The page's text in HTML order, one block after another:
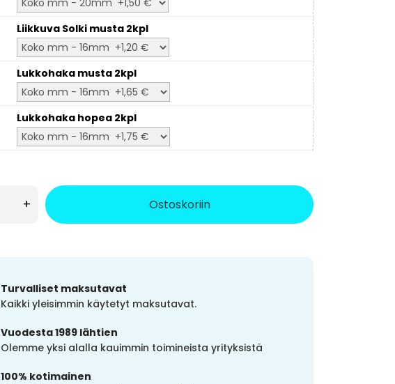
Liikkuva Solki musta 2kpl
Lukkohaka musta 2kpl
Lukkohaka hopea 2kpl
+ Ostoskoriin
Turvalliset maksutavat
Kaikki yleisimmin käytetyt maksutavat.
Vuodesta 1989 lähtien
Olemme yksi alalla kauimmin toimineista yrityksistä
100% kotimainen